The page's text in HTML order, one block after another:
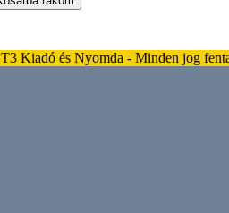
T3 Kiadó és Nyomda - Minden jog